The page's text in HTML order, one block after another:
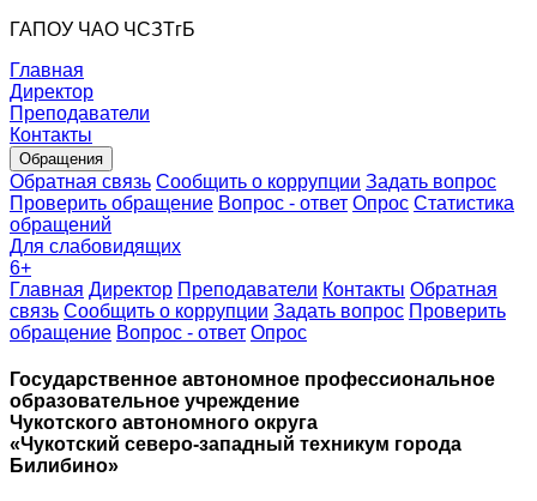
ГАПОУ ЧАО ЧСЗТгБ
Главная
Директор
Преподаватели
Контакты
Обращения
Обратная связь Сообщить о коррупции Задать вопрос
Проверить обращение Вопрос - ответ Опрос Статистика
обращений
Для слабовидящих
6+
Главная Директор Преподаватели Контакты Обратная
связь Сообщить о коррупции Задать вопрос Проверить
обращение Вопрос - ответ Опрос
Государственное автономное профессиональное
образовательное учреждение
Чукотского автономного округа
«Чукотский северо-западный техникум города
Билибино»